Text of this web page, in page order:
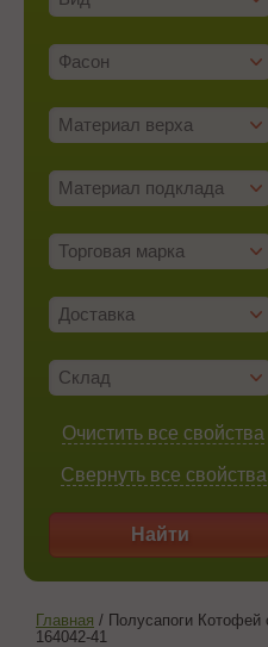
Фасон
Материал верха
Материал подклада
Торговая марка
Доставка
Склад
Очистить все свойства
Свернуть все свойства
Найти
Главная / Полусапоги Котофей
164042-41